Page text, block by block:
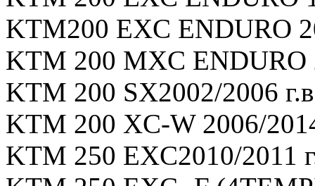
KTM200 EXC ENDURO
KTM 200 MXC ENDURO
KTM 200 SX2002/2006
KTM 200 XC-W 2006/
KTM 250 EXC2010/2011